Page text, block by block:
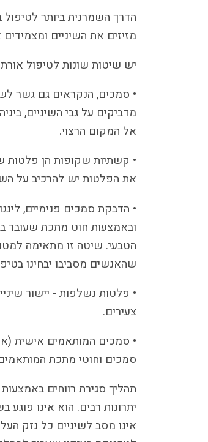
הדרך השמרנית ביותר לטיפול
מזיזים את השיניים ומצמידים
יש שיטות שונות לטיפול
• סמכים, הנקראים גם גשר
מדביקים על גבי השיניים,
אל המקום הרצוי.
• קשתיות שקופות הן פלטות
את הפלטות יש להרכיב על
• הדבקת סמכים פנימיים,
ובאמצעות חוט מתכת שעובר
הטבעי. שיטה זו מתאימה
שהאנשים מסביבו יבחינו
• פלטות נשלפות - יישור
צעירים.
סמכים וחוטי מתכת
תהליך סגירת רווחים
יתרונות רבים. הוא אינו
אינו מסב לשיניים כל נזק